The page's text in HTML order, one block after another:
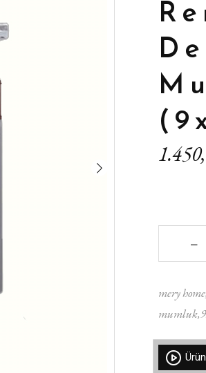
‒
mery home
mumluk